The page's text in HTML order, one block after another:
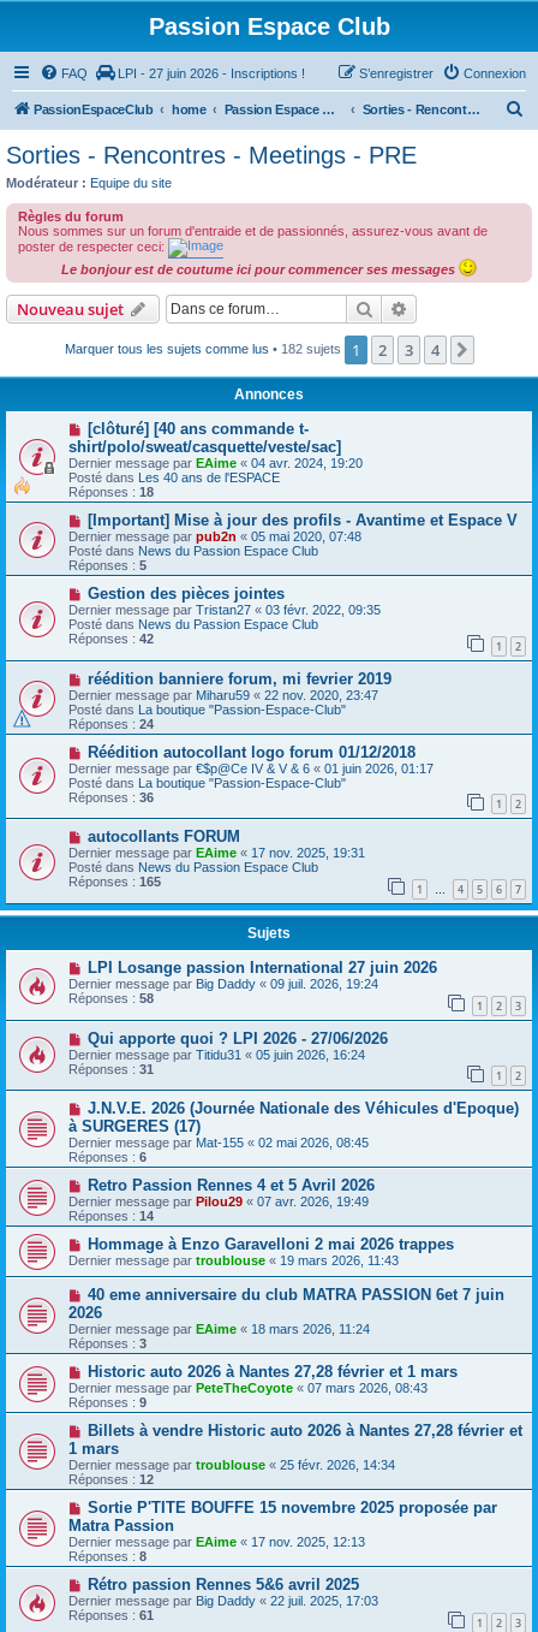
Passion Espace Club
FAQ LPI - 27 juin 2026 - Inscriptions ! Connexion
S’enregistrer
PassionEspaceClub home Passion Espace Club Sorties - Rencontres - Meetings - PRE
c
Sorties - Rencontres - Meetings - PRE
Modérateur : Equipe du site
Règles du forum
Nous sommes sur un forum d'entraide et de passionnés, assurez-vous avant de
poster de respecter ceci:
Le bonjour est de coutume ici pour commencer ses messages
Nouveau sujet Rechercher
Marquer tous les sujets comme lus • 182 sujets 1 2 3 4
Annonces
[clôturé] [40 ans commande t-
shirt/polo/sweat/casquette/veste/sac]
Dernier message par EAime « 04 avr. 2024, 19:20
Posté dans Les 40 ans de l'ESPACE
Réponses : 18
[Important] Mise à jour des profils - Avantime et Espace V
Dernier message par pub2n « 05 mai 2020, 07:48
Posté dans News du Passion Espace Club
Réponses : 5
Gestion des pièces jointes
Dernier message par Tristan27 « 03 févr. 2022, 09:35
Posté dans News du Passion Espace Club
Réponses : 42 1 2
réédition banniere forum, mi fevrier 2019
Dernier message par Miharu59 « 22 nov. 2020, 23:47
Posté dans La boutique "Passion-Espace-Club"
Réponses : 24
Réédition autocollant logo forum 01/12/2018
Dernier message par €$p@Ce IV & V & 6 « 01 juin 2026, 01:17
Posté dans La boutique "Passion-Espace-Club"
Réponses : 36 1 2
autocollants FORUM
Dernier message par EAime « 17 nov. 2025, 19:31
Posté dans News du Passion Espace Club
Réponses : 165 1 … 4 5 6 7
Sujets
LPI Losange passion International 27 juin 2026
Dernier message par Big Daddy « 09 juil. 2026, 19:24
Réponses : 58 1 2 3
Qui apporte quoi ? LPI 2026 - 27/06/2026
Dernier message par Titidu31 « 05 juin 2026, 16:24
Réponses : 31 1 2
J.N.V.E. 2026 (Journée Nationale des Véhicules d'Epoque)
à SURGERES (17)
Dernier message par Mat-155 « 02 mai 2026, 08:45
Réponses : 6
Retro Passion Rennes 4 et 5 Avril 2026
Dernier message par Pilou29 « 07 avr. 2026, 19:49
Réponses : 14
Hommage à Enzo Garavelloni 2 mai 2026 trappes
Dernier message par troublouse « 19 mars 2026, 11:43
40 eme anniversaire du club MATRA PASSION 6et 7 juin
2026
Dernier message par EAime « 18 mars 2026, 11:24
Réponses : 3
Historic auto 2026 à Nantes 27,28 février et 1 mars
Dernier message par PeteTheCoyote « 07 mars 2026, 08:43
Réponses : 9
Billets à vendre Historic auto 2026 à Nantes 27,28 février et
1 mars
Dernier message par troublouse « 25 févr. 2026, 14:34
Réponses : 12
Sortie P'TITE BOUFFE 15 novembre 2025 proposée par
Matra Passion
Dernier message par EAime « 17 nov. 2025, 12:13
Réponses : 8
Rétro passion Rennes 5&6 avril 2025
Dernier message par Big Daddy « 22 juil. 2025, 17:03
Réponses : 61 1 2 3